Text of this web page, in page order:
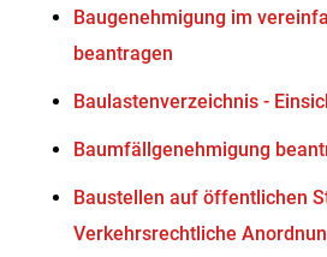
Baugenehmigung im
beantragen
Baulastenverzeichnis -
Baumfällgenehmigung
Baustellen auf öffentlichen
Verkehrsrechtliche